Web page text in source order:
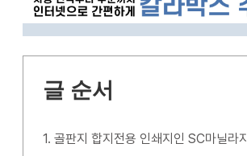
글 순서
골판지 합지전용 인쇄지인 SC마닐라지